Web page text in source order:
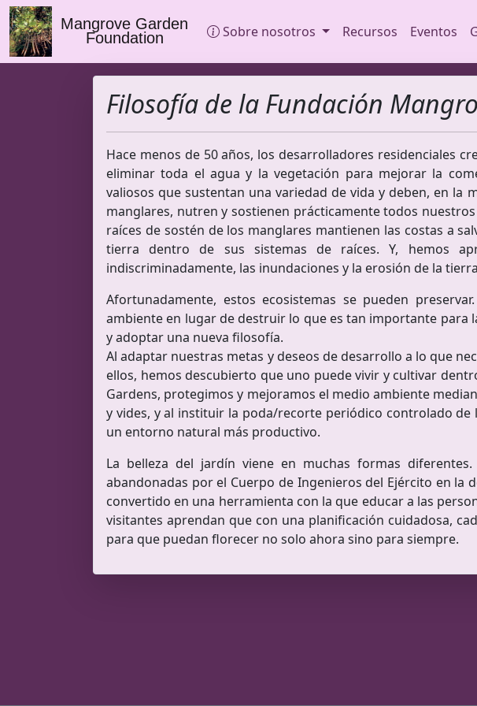
Mangrove Garden
Foundation
Sobre nosotros Recursos Eventos
Filosofía de la Fundación
Hace menos de 50 años, los desarrolladores residenciales
eliminar toda el agua y la vegetación para mejorar la
valiosos que sustentan una variedad de vida y deben, en la
manglares, nutren y sostienen prácticamente todos
raíces de sostén de los manglares mantienen las costas a
tierra dentro de sus sistemas de raíces. Y, hemos
indiscriminadamente, las inundaciones y la erosión de la
Afortunadamente, estos ecosistemas se pueden
ambiente en lugar de destruir lo que es tan importante para
y adoptar una nueva filosofía.
Al adaptar nuestras metas y deseos de desarrollo a lo que
ellos, hemos descubierto que uno puede vivir y cultivar
Gardens, protegimos y mejoramos el medio ambiente
y vides, y al instituir la poda/recorte periódico controlado
un entorno natural más productivo.
La belleza del jardín viene en muchas formas
abandonadas por el Cuerpo de Ingenieros del Ejército en la
convertido en una herramienta con la que educar a las
visitantes aprendan que con una planificación cuidadosa,
para que puedan florecer no solo ahora sino para siempre.